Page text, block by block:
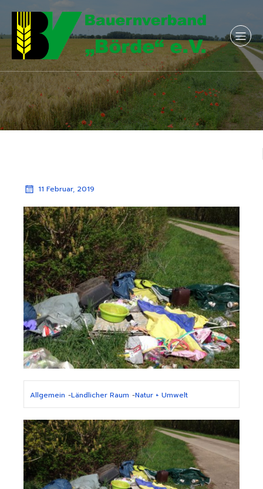
11 Februar, 2019
Allgemein -Ländlicher Raum -Natur + Umwelt